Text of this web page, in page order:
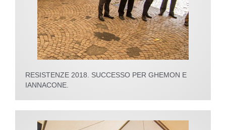
RESISTENZE 2018. SUCCESSO PER GHEMON E
IANNACONE.